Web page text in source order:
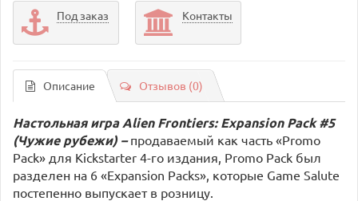
Под заказ Контакты
Описание Отзывов (0)
Настольная игра Alien Frontiers: Expansion Pack #5
(Чужие рубежи) –продаваемый как часть «Promo
Pack» для Kickstarter 4-го издания, Promo Pack был
разделен на 6 «Expansion Packs», которые Game Salute
постепенно выпускает в розницу.